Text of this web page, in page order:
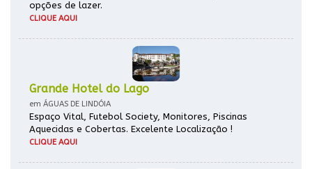
opções de lazer.
CLIQUE AQUI
Grande Hotel do Lago
em ÁGUAS DE LINDÓIA
Espaço Vital, Futebol Society, Monitores, Piscinas
Aquecidas e Cobertas. Excelente Localização !
CLIQUE AQUI